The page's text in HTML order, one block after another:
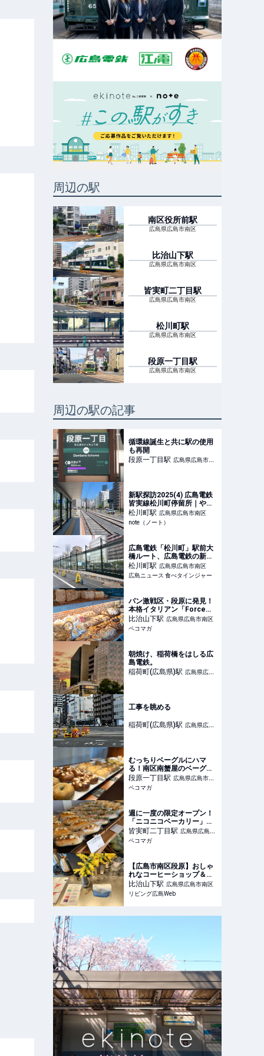
周辺の駅
南区役所前駅
広島県広島市南区
比治山下駅
広島県広島市南区
皆実町二丁目駅
広島県広島市南区
松川町駅
広島県広島市南区
段原一丁目駅
広島県広島市南区
周辺の駅の記事
循環線誕生と共に駅の使用
も再開
段原一丁目駅 広島県広島市南
新駅探訪2025(4) 広島電鉄
皆実線松川町停留所｜やま
ほら
松川町駅 広島県広島市南区
note（ノート）
広島電鉄「松川町」駅前大
橋ルート、広島電鉄の新電
停の工事風景
松川町駅 広島県広島市南区
広島ニュース 食べタインジャー
パン激戦区・段原に発見！
本格イタリアン「Force」
のこだわり手作りパン
比治山下駅 広島県広島市南区
ペコマガ
朝焼け、稲荷橋をはしる広
島電鉄。
稲荷町(広島県)駅 広島県広島
工事を眺める
稲荷町(広島県)駅 広島県広島
むっちりベーグルにハマ
る！南区南蟹屋のベーグル
屋さんkokoyuta
段原一丁目駅 広島県広島市南
区
ペコマガ
週に一度の限定オープン！
「ニコニコベーカリー」が
木曜だけコッペパン専門店
に！
皆実町二丁目駅 広島県広島市
南区
ペコマガ
【広島市南区段原】おしゃ
れなコーヒーショップ＆カ
フェ BREATH(ブレス)
HIROSHIMA
比治山下駅 広島県広島市南区
リビング広島Web